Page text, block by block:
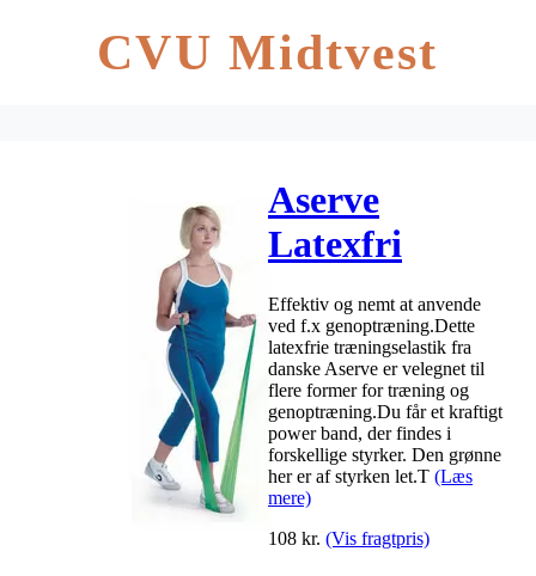
CVU Midtvest
Aserve
Latexfri
Træningselastik
grøn – 5,5 m
Effektiv og nemt at anvende
ved f.x genoptræning.Dette
latexfrie træningselastik fra
danske Aserve er velegnet til
flere former for træning og
genoptræning.Du får et kraftigt
power band, der findes i
forskellige styrker. Den grønne
her er af styrken let.T (Læs
mere)
108 kr. (Vis fragtpris)